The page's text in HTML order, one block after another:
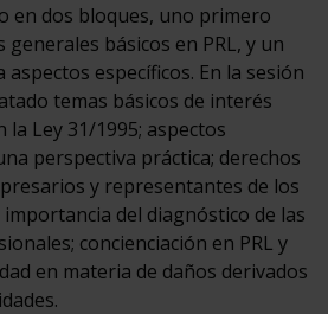
en dos bloques, uno primero
básicos en PRL, y un
específicos. En la sesión
temas básicos de interés
Ley 31/1995; aspectos
perspectiva práctica; derechos
y representantes de los
del diagnóstico de las
concienciación en PRL y
en materia de daños derivados